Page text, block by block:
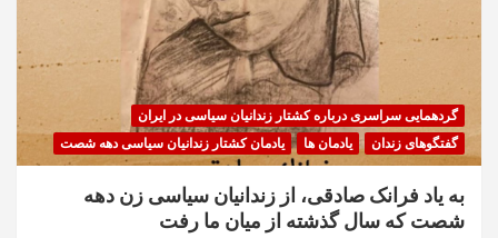
گردهمایی سراسری درباره کشتار زندانیان سیاسی در ایران
گفتگوهای زندان
یادمان ها یادمان کشتار زندانیان سیاسی دهه شصت
به یاد فرانک صادقی، از زندانیان سیاسی زن دهه
شصت که سال گذشته از میان ما رفت